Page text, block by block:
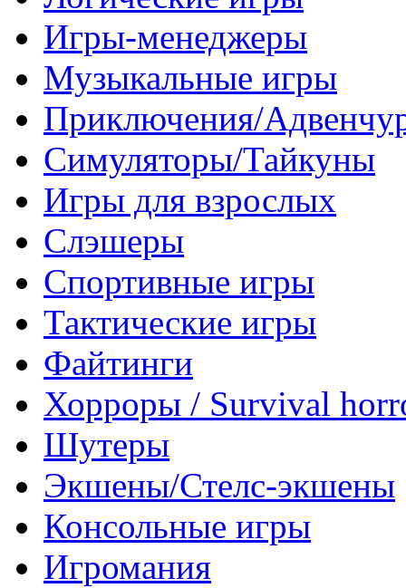
Игры-менеджеры
Музыкальные игры
Приключения/
Симуляторы/Тайкуны
Игры для взрослых
Слэшеры
Спортивные игры
Тактические игры
Файтинги
Хорроры / Survival
Шутеры
Экшены/Стелс-экшены
Консольные игры
Игромания